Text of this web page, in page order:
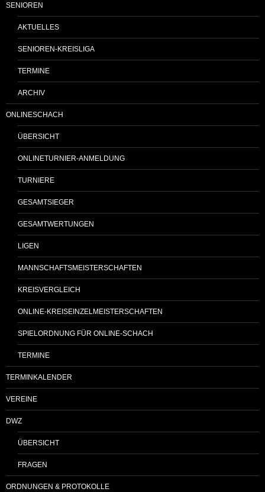
SENIOREN
AKTUELLES
SENIOREN-KREISLIGA
TERMINE
ARCHIV
ONLINESCHACH
ÜBERSICHT
ONLINETURNIER-ANMELDUNG
TURNIERE
GESAMTSIEGER
GESAMTWERTUNGEN
LIGEN
MANNSCHAFTSMEISTERSCHAFTEN
KREISVERGLEICH
ONLINE-KREISEINZELMEISTERSCHAFTEN
SPIELORDNUNG FÜR ONLINE-SCHACH
TERMINE
TERMINKALENDER
VEREINE
DWZ
ÜBERSICHT
FRAGEN
ORDNUNGEN & PROTOKOLLE